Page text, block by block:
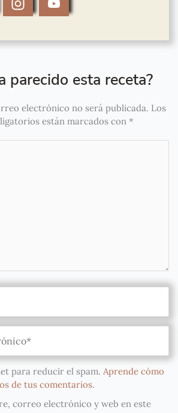
parecido esta receta?
electrónico no será publicada. Los
están marcados con *
para reducir el spam. Aprende cómo
de tus comentarios.
correo electrónico y web en este